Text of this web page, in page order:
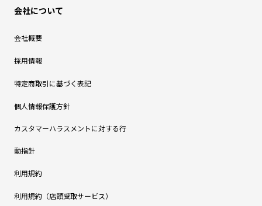
会社について
会社概要
採用情報
特定商取引に基づく表記
個人情報保護方針
カスタマーハラスメントに対する行
動指針
利用規約
利用規約（店頭受取サービス）